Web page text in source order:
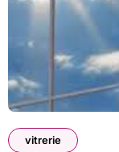
vitrerie